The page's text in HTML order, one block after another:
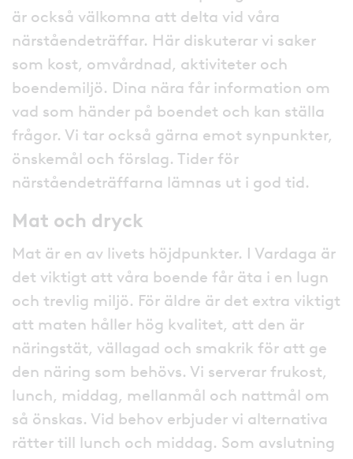
är också välkomna att delta vid våra
närståendeträffar. Här diskuterar vi saker
som kost, omvårdnad, aktiviteter och
boendemiljö. Dina nära får information om
vad som händer på boendet och kan ställa
frågor. Vi tar också gärna emot synpunkter,
önskemål och förslag. Tider för
närståendeträffarna lämnas ut i god tid.
Mat och dryck
Mat är en av livets höjdpunkter. I Vardaga är
det viktigt att våra boende får äta i en lugn
och trevlig miljö. För äldre är det extra viktigt
att maten håller hög kvalitet, att den är
näringstät, vällagad och smakrik för att ge
den näring som behövs. Vi serverar frukost,
lunch, middag, mellanmål och nattmål om
så önskas. Vid behov erbjuder vi alternativa
rätter till lunch och middag. Som avslutning